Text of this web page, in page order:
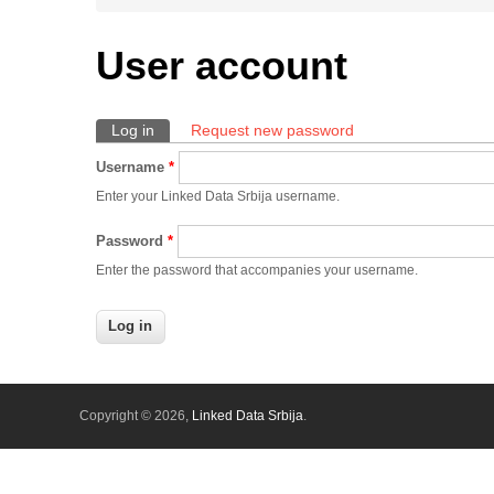
User account
Primary tabs
Log in (active tab)
Request new password
Username *
Enter your Linked Data Srbija username.
Password *
Enter the password that accompanies your username.
Copyright © 2026, Linked Data Srbija.